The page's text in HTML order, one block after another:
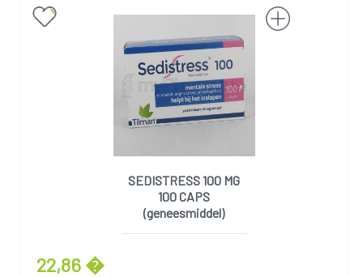
SEDISTRESS 100 MG
100 CAPS
(geneesmiddel)
22,86 �